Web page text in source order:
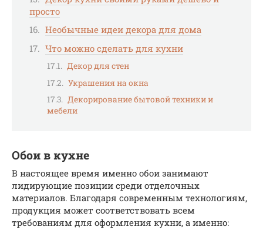
просто
Необычные идеи декора для дома
Что можно сделать для кухни
Декор для стен
Украшения на окна
Декорирование бытовой техники и
мебели
Обои в кухне
В настоящее время именно обои занимают
лидирующие позиции среди отделочных
материалов. Благодаря современным технологиям,
продукция может соответствовать всем
требованиям для оформления кухни, а именно: